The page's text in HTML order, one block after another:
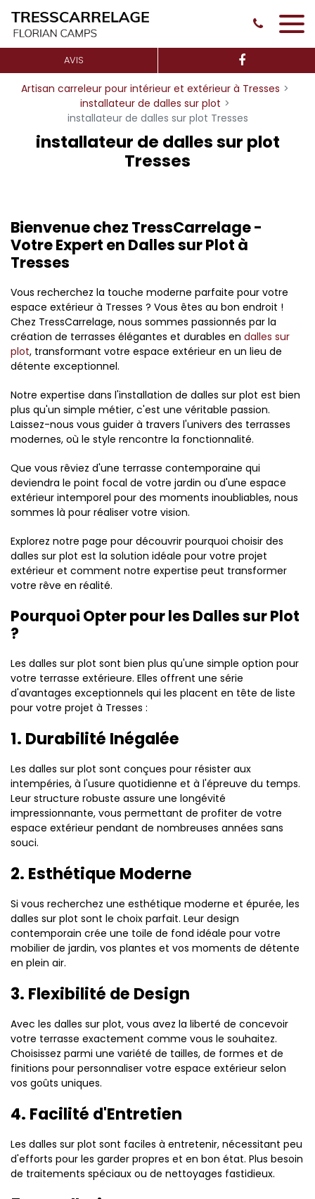
AVIS
Artisan carreleur pour intérieur et extérieur à Tresses
installateur de dalles sur plot
installateur de dalles sur plot Tresses
installateur de dalles sur plot
Tresses
Bienvenue chez TressCarrelage -
Votre Expert en Dalles sur Plot à
Tresses
Vous recherchez la touche moderne parfaite pour votre
espace extérieur à Tresses ? Vous êtes au bon endroit !
Chez TressCarrelage, nous sommes passionnés par la
création de terrasses élégantes et durables en dalles sur
plot, transformant votre espace extérieur en un lieu de
détente exceptionnel.
Notre expertise dans l'installation de dalles sur plot est bien
plus qu'un simple métier, c'est une véritable passion.
Laissez-nous vous guider à travers l'univers des terrasses
modernes, où le style rencontre la fonctionnalité.
Que vous rêviez d'une terrasse contemporaine qui
deviendra le point focal de votre jardin ou d'une espace
extérieur intemporel pour des moments inoubliables, nous
sommes là pour réaliser votre vision.
Explorez notre page pour découvrir pourquoi choisir des
dalles sur plot est la solution idéale pour votre projet
extérieur et comment notre expertise peut transformer
votre rêve en réalité.
Pourquoi Opter pour les Dalles sur Plot
?
Les dalles sur plot sont bien plus qu'une simple option pour
votre terrasse extérieure. Elles offrent une série
d'avantages exceptionnels qui les placent en tête de liste
pour votre projet à Tresses :
1. Durabilité Inégalée
Les dalles sur plot sont conçues pour résister aux
intempéries, à l'usure quotidienne et à l'épreuve du temps.
Leur structure robuste assure une longévité
impressionnante, vous permettant de profiter de votre
espace extérieur pendant de nombreuses années sans
souci.
2. Esthétique Moderne
Si vous recherchez une esthétique moderne et épurée, les
dalles sur plot sont le choix parfait. Leur design
contemporain crée une toile de fond idéale pour votre
mobilier de jardin, vos plantes et vos moments de détente
en plein air.
3. Flexibilité de Design
Avec les dalles sur plot, vous avez la liberté de concevoir
votre terrasse exactement comme vous le souhaitez.
Choisissez parmi une variété de tailles, de formes et de
finitions pour personnaliser votre espace extérieur selon
vos goûts uniques.
4. Facilité d'Entretien
Les dalles sur plot sont faciles à entretenir, nécessitant peu
d'efforts pour les garder propres et en bon état. Plus besoin
de traitements spéciaux ou de nettoyages fastidieux.